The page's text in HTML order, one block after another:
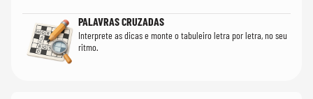
PALAVRAS CRUZADAS
Interprete as dicas e monte o tabuleiro letra por letra, no seu
ritmo.